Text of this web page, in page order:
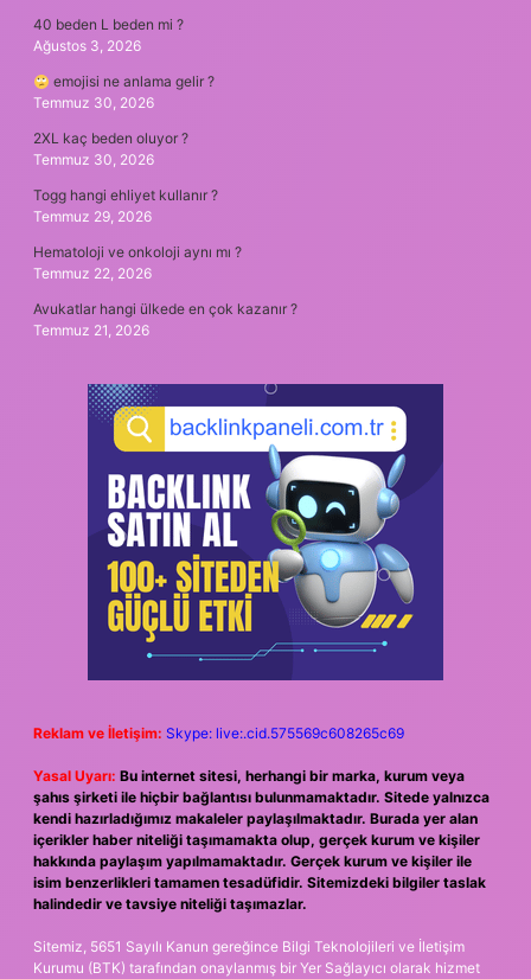
40 beden L beden mi ?
Ağustos 3, 2026
emojisi ne anlama gelir ?
Temmuz 30, 2026
2XL kaç beden oluyor ?
Temmuz 30, 2026
Togg hangi ehliyet kullanır ?
Temmuz 29, 2026
Hematoloji ve onkoloji aynı mı ?
Temmuz 22, 2026
Avukatlar hangi ülkede en çok kazanır ?
Temmuz 21, 2026
Reklam ve İletişim: Skype: live:.cid.575569c608265c69
Yasal Uyarı: Bu internet sitesi, herhangi bir marka, kurum veya
şahıs şirketi ile hiçbir bağlantısı bulunmamaktadır. Sitede yalnızca
kendi hazırladığımız makaleler paylaşılmaktadır. Burada yer alan
içerikler haber niteliği taşımamakta olup, gerçek kurum ve kişiler
hakkında paylaşım yapılmamaktadır. Gerçek kurum ve kişiler ile
isim benzerlikleri tamamen tesadüfidir. Sitemizdeki bilgiler taslak
halindedir ve tavsiye niteliği taşımazlar.
Sitemiz, 5651 Sayılı Kanun gereğince Bilgi Teknolojileri ve İletişim
Kurumu (BTK) tarafından onaylanmış bir Yer Sağlayıcı olarak hizmet